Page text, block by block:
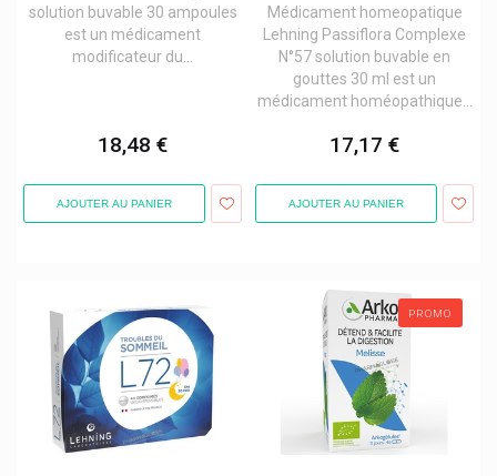
solution buvable 30 ampoules
est un médicament
modificateur du...
18,48 €
AJOUTER AU PANIER
Médicament homeopatique
Lehning Passiflora Complexe
N°57 solution buvable en
gouttes 30 ml est un
médicament homéopathique...
17,17 €
AJOUTER AU PANIER
PROMO